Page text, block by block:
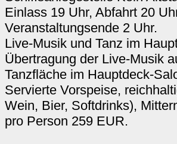
Einlass 19 Uhr, Abfahrt 20
Veranstaltungsende 2 Uhr.
Live-Musik und Tanz im
Übertragung der Live-Musik
Tanzfläche im Hauptdeck-
Servierte Vorspeise,
Wein, Bier, Softdrinks),
pro Person 259 EUR.